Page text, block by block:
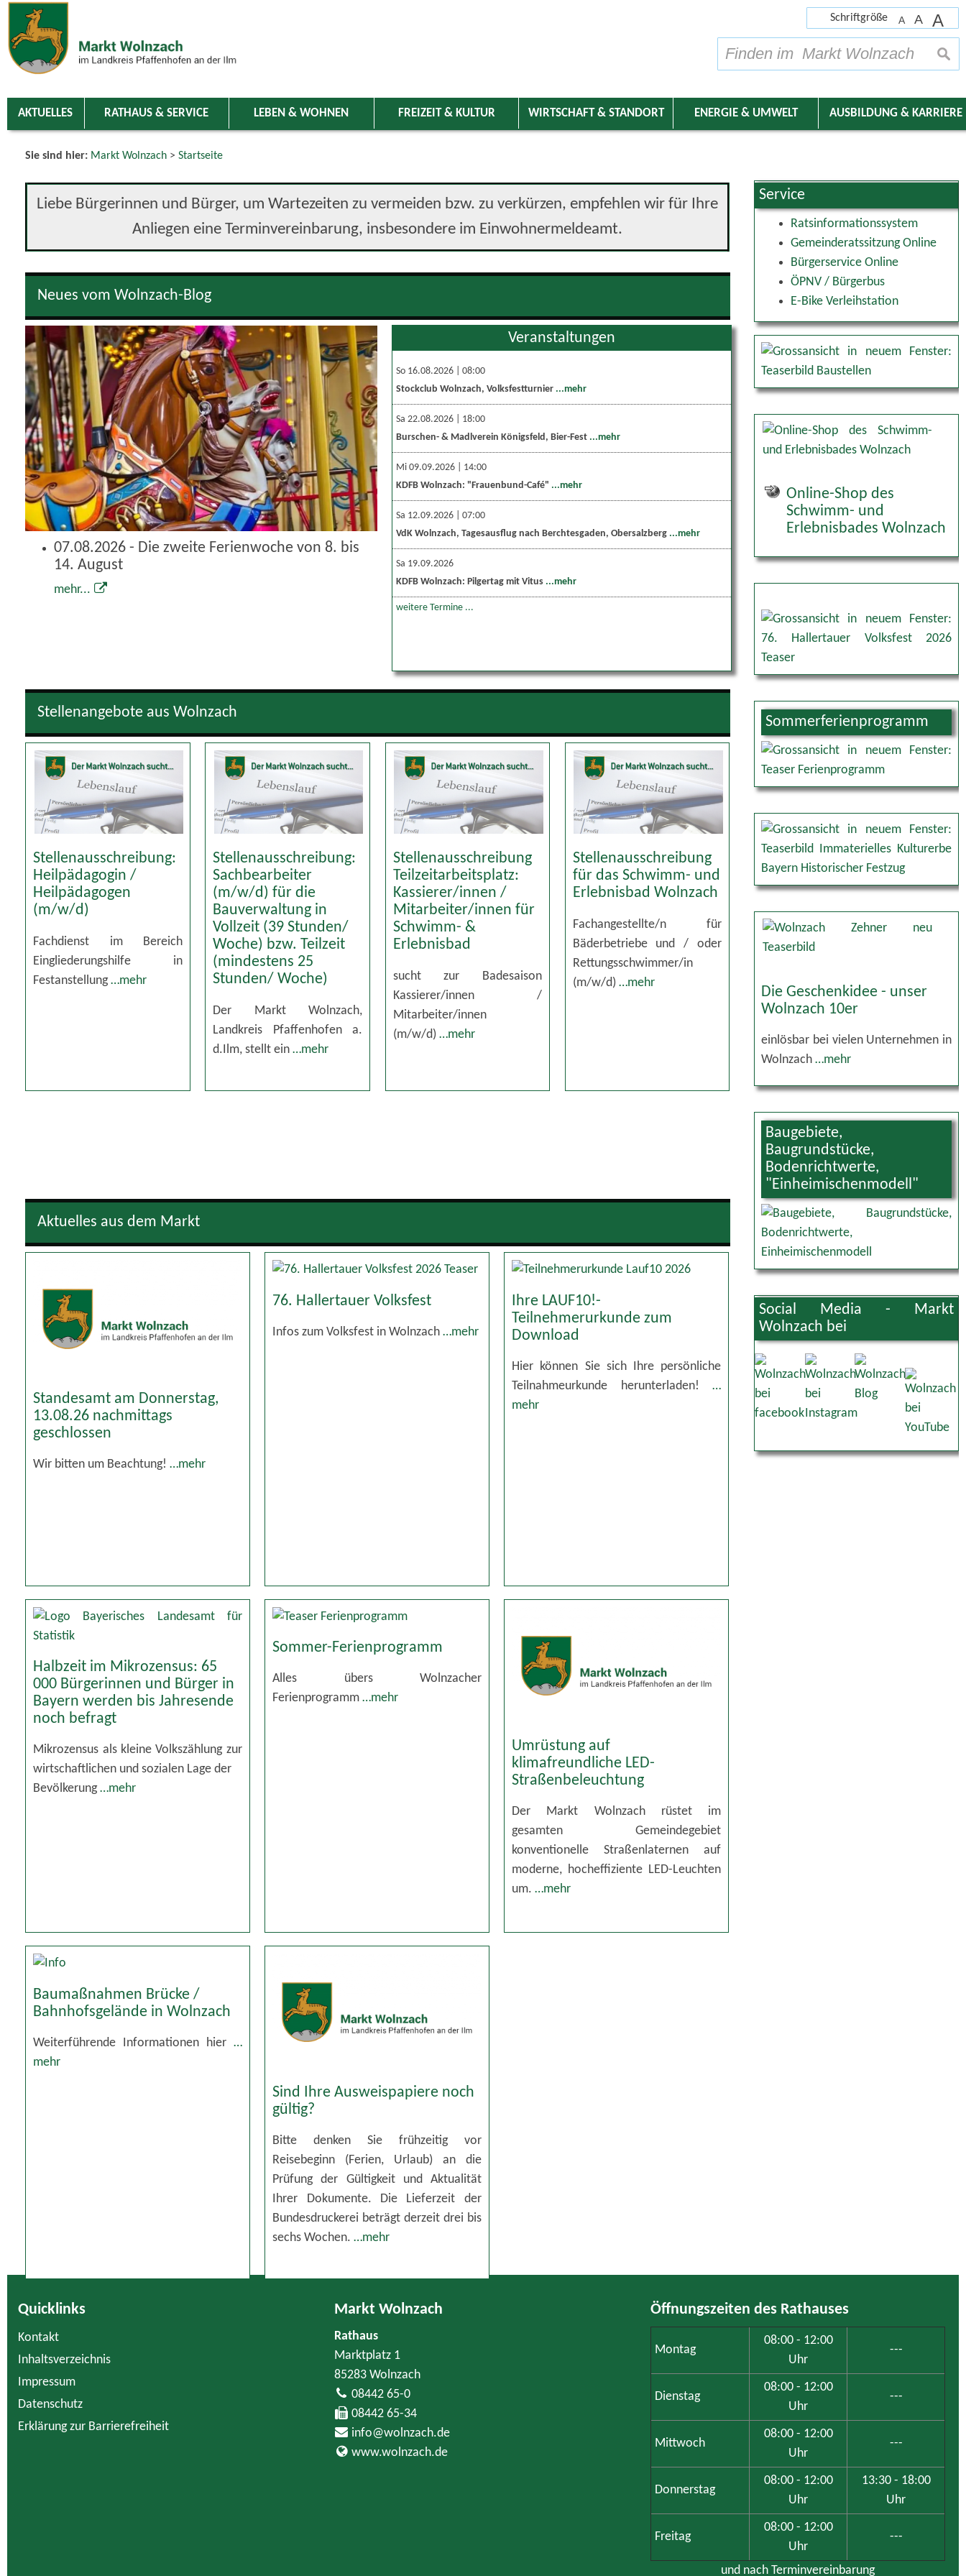
Zum Inhalt zur Navigation
Schriftgröße A A A
AKTUELLES RATHAUS & SERVICE LEBEN & WOHNEN FREIZEIT & KULTUR WIRTSCHAFT & STANDORT ENERGIE & UMWELT AUSBILDUNG & KARRIERE
Sie sind hier: Markt Wolnzach > Startseite
Liebe Bürgerinnen und Bürger, um Wartezeiten zu vermeiden bzw. zu verkürzen, empfehlen wir für Ihre
Anliegen eine Terminvereinbarung, insbesondere im Einwohnermeldeamt.
Neues vom Wolnzach-Blog
07.08.2026 - Die zweite Ferienwoche von 8. bis
14. August
mehr...
Veranstaltungen
So 16.08.2026 | 08:00
Stockclub Wolnzach, Volksfestturnier ...mehr
Sa 22.08.2026 | 18:00
Burschen- & Madlverein Königsfeld, Bier-Fest ...mehr
Mi 09.09.2026 | 14:00
KDFB Wolnzach: "Frauenbund-Café" ...mehr
Sa 12.09.2026 | 07:00
VdK Wolnzach, Tagesausflug nach Berchtesgaden, Obersalzberg ...mehr
Sa 19.09.2026
KDFB Wolnzach: Pilgertag mit Vitus ...mehr
weitere Termine ...
Stellenangebote aus Wolnzach
Stellenausschreibung:
Heilpädagogin /
Heilpädagogen
(m/w/d)
Fachdienst im Bereich
Eingliederungshilfe in
Festanstellung…mehr
Stellenausschreibung:
Sachbearbeiter
(m/w/d) für die
Bauverwaltung in
Vollzeit (39 Stunden/
Woche) bzw. Teilzeit
(mindestens 25
Stunden/ Woche)
Der Markt Wolnzach,
Landkreis Pfaffenhofen a.
d.Ilm, stellt ein…mehr
Stellenausschreibung
Teilzeitarbeitsplatz:
Kassierer/innen /
Mitarbeiter/innen für
Schwimm- &
Erlebnisbad
sucht zur Badesaison
Kassierer/innen /
Mitarbeiter/innen
(m/w/d) …mehr
Stellenausschreibung
für das Schwimm- und
Erlebnisbad Wolnzach
Fachangestellte/n für
Bäderbetriebe und / oder
Rettungsschwimmer/in
(m/w/d) …mehr
Aktuelles aus dem Markt
Standesamt am Donnerstag,
13.08.26 nachmittags
geschlossen
Wir bitten um Beachtung!…mehr
76. Hallertauer Volksfest
Infos zum Volksfest in Wolnzach…mehr
Ihre LAUF10!-
Teilnehmerurkunde zum
Download
Hier können Sie sich Ihre persönliche
Teilnahmeurkunde herunterladen! …
mehr
Halbzeit im Mikrozensus: 65
000 Bürgerinnen und Bürger in
Bayern werden bis Jahresende
noch befragt
Mikrozensus als kleine Volkszählung zur
wirtschaftlichen und sozialen Lage der
Bevölkerung…mehr
Sommer-Ferienprogramm
Alles übers Wolnzacher
Ferienprogramm…mehr
Umrüstung auf
klimafreundliche LED-
Straßenbeleuchtung
Der Markt Wolnzach rüstet im
gesamten Gemeindegebiet
konventionelle Straßenlaternen auf
moderne, hocheffiziente LED-Leuchten
um.…mehr
Baumaßnahmen Brücke /
Bahnhofsgelände in Wolnzach
Weiterführende Informationen hier …
mehr
Sind Ihre Ausweispapiere noch
gültig?
Bitte denken Sie frühzeitig vor
Reisebeginn (Ferien, Urlaub) an die
Prüfung der Gültigkeit und Aktualität
Ihrer Dokumente. Die Lieferzeit der
Bundesdruckerei beträgt derzeit drei bis
sechs Wochen.…mehr
Service
Ratsinformationssystem
Gemeinderatssitzung Online
Bürgerservice Online
ÖPNV / Bürgerbus
E-Bike Verleihstation
Online-Shop des
Schwimm- und
Erlebnisbades Wolnzach
Sommerferienprogramm
Die Geschenkidee - unser
Wolnzach 10er
einlösbar bei vielen Unternehmen in
Wolnzach …mehr
Baugebiete,
Baugrundstücke,
Bodenrichtwerte,
"Einheimischenmodell"
Social Media - Markt
Wolnzach bei
Quicklinks
Kontakt
Inhaltsverzeichnis
Impressum
Datenschutz
Erklärung zur Barrierefreiheit
Markt Wolnzach
Rathaus
Marktplatz 1
85283 Wolnzach
08442 65-0
08442 65-34
info@wolnzach.de
www.wolnzach.de
Öffnungszeiten des Rathauses
Montag
08:00 - 12:00
Uhr
---
Dienstag
08:00 - 12:00
Uhr
---
Mittwoch
08:00 - 12:00
Uhr
---
Donnerstag
08:00 - 12:00
Uhr
13:30 - 18:00
Uhr
Freitag
08:00 - 12:00
Uhr
---
und nach Terminvereinbarung